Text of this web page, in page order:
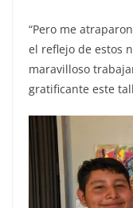
“Pero me
el reflejo de estos
maravilloso
gratificante este